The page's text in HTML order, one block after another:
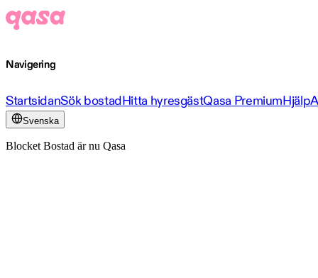
Navigering
StartsidanSök bostadHitta hyresgästQasa PremiumHjälp
Svenska
Blocket Bostad är nu Qasa